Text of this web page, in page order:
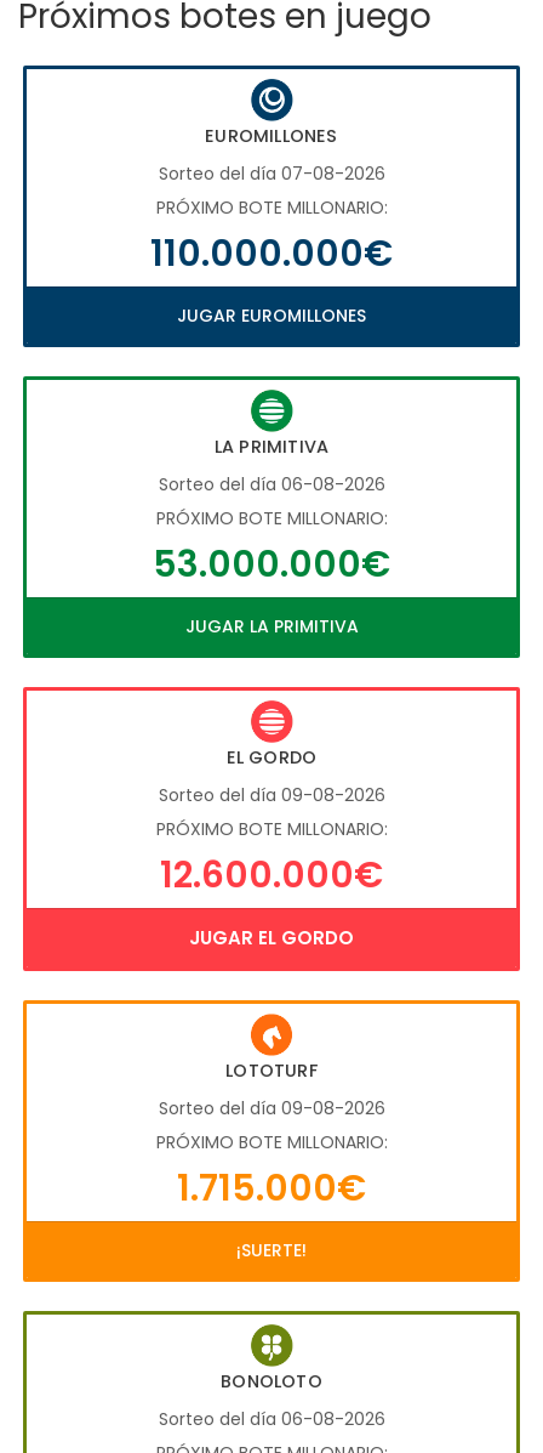
Próximos botes en juego
EUROMILLONES
Sorteo del día 07-08-2026
PRÓXIMO BOTE MILLONARIO:
110.000.000€
JUGAR EUROMILLONES
LA PRIMITIVA
Sorteo del día 06-08-2026
PRÓXIMO BOTE MILLONARIO:
53.000.000€
JUGAR LA PRIMITIVA
EL GORDO
Sorteo del día 09-08-2026
PRÓXIMO BOTE MILLONARIO:
12.600.000€
JUGAR EL GORDO
LOTOTURF
Sorteo del día 09-08-2026
PRÓXIMO BOTE MILLONARIO:
1.715.000€
¡SUERTE!
BONOLOTO
Sorteo del día 06-08-2026